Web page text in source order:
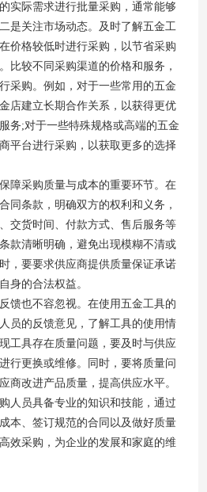
实际需求进行批量采购，通常能够
是关注市场动态。及时了解五金工
价格较低时进行采购，以节省采购
比较不同采购渠道的价格和服务，
采购。例如，对于一些常用的五金
店建立长期合作关系，以获得更优
务;对于一些特殊规格或高端的五金
平台进行采购，以获取更多的选择
障采购质量与成本的重要环节。在
同条款，明确双方的权利和义务，
交货时间、付款方式、售后服务等
款清晰明确，避免出现模糊不清或
，要要求供应商提供质量保证承诺
身的合法权益。
馈也不容忽视。在使用五金工具的
员的反馈意见，了解工具的使用情
工具存在质量问题，要及时与供应
行更换或维修。同时，要将质量问
商改进产品质量，提高供应水平。
人员具备专业的知识和技能，通过
本、签订规范的合同以及做好质量
效采购，为企业的发展和家庭的维